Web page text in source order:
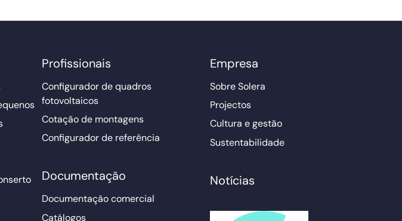
Profissionais
Configurador de quadros
fotovoltaicos
Cotação de montagens
Configurador de referência
Documentação
Documentação comercial
Catálogos
Empresa
Sobre Solera
Projectos
Cultura e gestão
Sustentabilidade
Notícias